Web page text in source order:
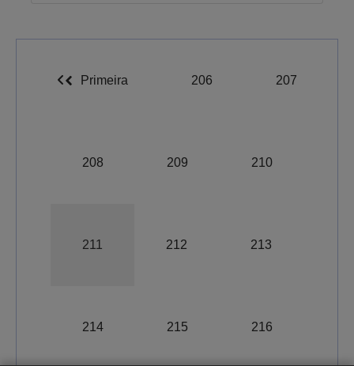
Primeira 206 207
208 209 210
211 212 213
214 215 216